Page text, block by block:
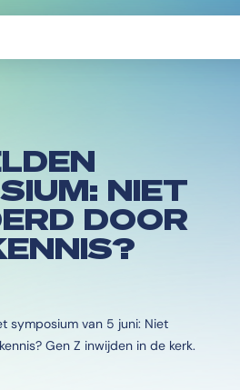
NIET
DOOR
symposium van 5 juni: Niet
Gen Z inwijden in de kerk.